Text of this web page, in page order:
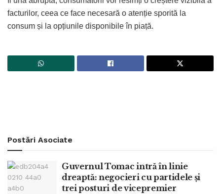
facturilor, ceea ce face necesară o atenție sporită la
consum și la opțiunile disponibile în piață.
Postări Asociate
Guvernul Tomac intră în linie
dreaptă: negocieri cu partidele și
trei posturi de vicepremier